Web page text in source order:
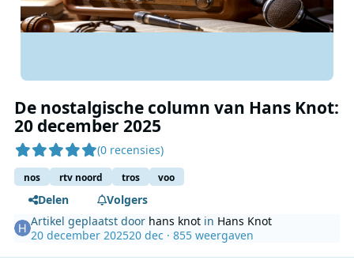
De nostalgische column van Hans Knot:
20 december 2025
(0 recensies)
nos rtv noord tros voo
Delen
Volgers
Artikel geplaatst door hans knot in Hans Knot
20 december 202520 dec · 855 weergaven